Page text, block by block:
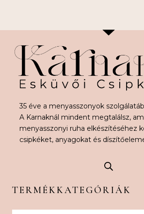
35 éve a menyasszonyok
A Karnaknál mindent megtalálsz,
menyasszonyi ruha elkészítéséhez
csipkéket, anyagokat és
TERMÉKKATEGÓRIÁK